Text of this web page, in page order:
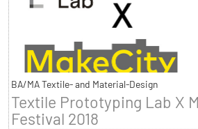
BA/MA Textile- and Material-Design
Textile Prototyping Lab X
Festival 2018